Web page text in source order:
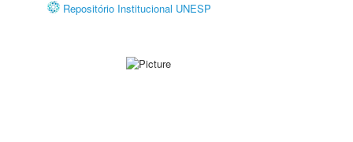
Repositório Institucional UNESP